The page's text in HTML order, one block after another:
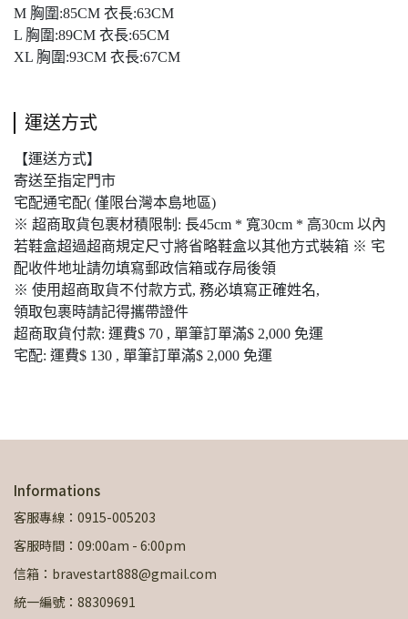
M 胸圍:85CM 衣長:63CM
L 胸圍:89CM 衣長:65CM
XL 胸圍:93CM 衣長:67CM
運送方式
【運送方式】
寄送至指定門市
宅配通宅配( 僅限台灣本島地區)
※ 超商取貨包裹材積限制: 長45cm * 寬30cm * 高30cm 以內
若鞋盒超過超商規定尺寸將省略鞋盒以其他方式裝箱 ※ 宅
配收件地址請勿填寫郵政信箱或存局後領
※ 使用超商取貨不付款方式, 務必填寫正確姓名,
領取包裹時請記得攜帶證件
超商取貨付款: 運費$ 70 , 單筆訂單滿$ 2,000 免運
宅配: 運費$ 130 , 單筆訂單滿$ 2,000 免運
Informations
客服專線：0915-005203
客服時間：09:00am - 6:00pm
信箱：bravestart888@gmail.com
統一編號：88309691